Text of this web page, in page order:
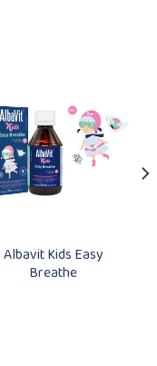
Albavit Kids Easy
Breathe